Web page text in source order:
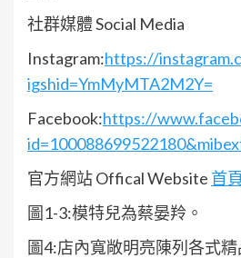
社群媒體 Social Media
Instagram:https://
igshid=YmMyMTA2M2Y=
Facebook:https://
官方網站 Offical Website 首
圖1-3:模特兒為蔡晏羚。
圖4:店內寬敞明亮陳列各式精